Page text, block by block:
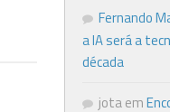
Fernando
a IA será a
década
jotaem